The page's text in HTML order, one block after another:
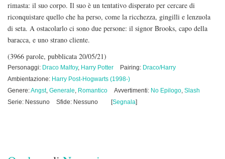
rimasta: il suo corpo. Il suo è un tentativo disperato per cercare di
riconquistare quello che ha perso, come la ricchezza, gingilli e lenzuola
di seta. A ostacolarlo ci sono due persone: il signor Brooks, capo della
baracca, e uno strano cliente.
(3966 parole, pubblicata 20/05/21)
Personaggi: Draco Malfoy, Harry Potter Pairing: Draco/Harry
Ambientazione: Harry Post-Hogwarts (1998-)
Genere:Angst, Generale, Romantico Avvertimenti: No Epilogo, Slash
Serie: Nessuno
Sfide: Nessuno [Segnala]